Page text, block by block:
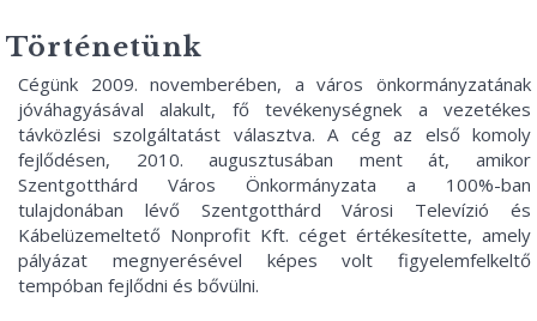
Történetünk
Cégünk 2009. novemberében, a város önkormányzatának
jóváhagyásával alakult, fő tevékenységnek a vezetékes
távközlési szolgáltatást választva. A cég az első komoly
fejlődésen, 2010. augusztusában ment át, amikor
Szentgotthárd Város Önkormányzata a 100%-ban
tulajdonában lévő Szentgotthárd Városi Televízió és
Kábelüzemeltető Nonprofit Kft. céget értékesítette, amely
pályázat megnyerésével képes volt figyelemfelkeltő
tempóban fejlődni és bővülni.